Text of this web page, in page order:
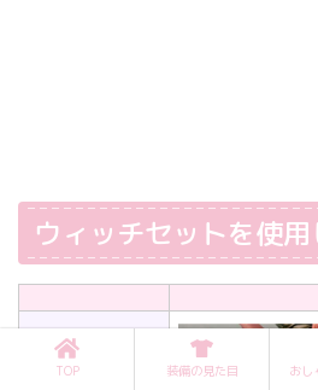
ウィッチセットを使
TOP 装備の見た目 おし